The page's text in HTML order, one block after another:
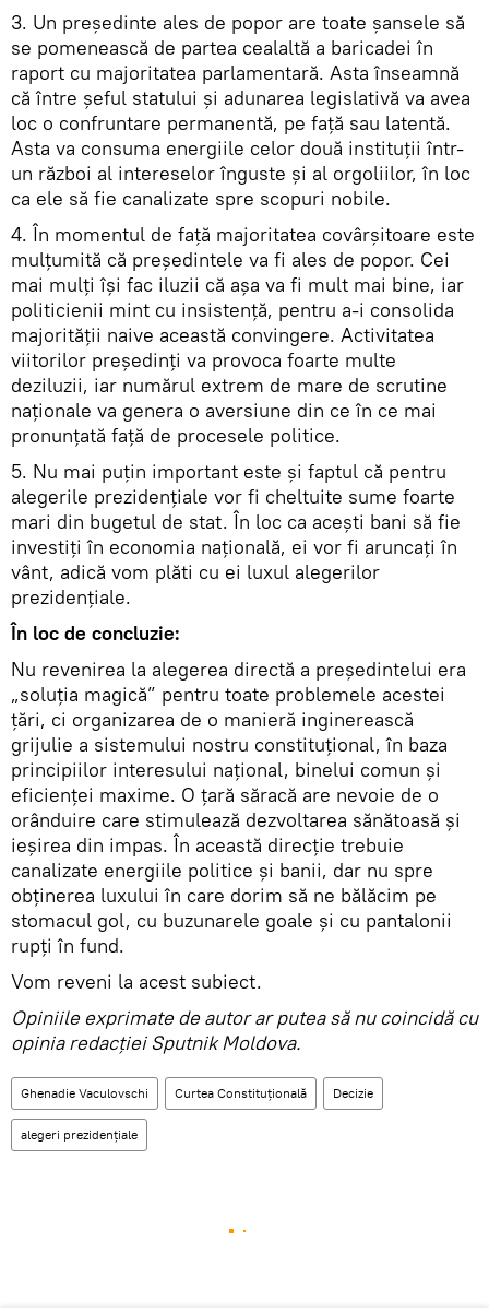
3. Un preşedinte ales de popor are toate şansele să
se pomenească de partea cealaltă a baricadei în
raport cu majoritatea parlamentară. Asta înseamnă
că între şeful statului şi adunarea legislativă va avea
loc o confruntare permanentă, pe faţă sau latentă.
Asta va consuma energiile celor două instituţii într-
un război al intereselor înguste şi al orgoliilor, în loc
ca ele să fie canalizate spre scopuri nobile.
4. În momentul de faţă majoritatea covârşitoare este
mulţumită că preşedintele va fi ales de popor. Cei
mai mulţi îşi fac iluzii că aşa va fi mult mai bine, iar
politicienii mint cu insistenţă, pentru a-i consolida
majorităţii naive această convingere. Activitatea
viitorilor preşedinţi va provoca foarte multe
deziluzii, iar numărul extrem de mare de scrutine
naţionale va genera o aversiune din ce în ce mai
pronunţată faţă de procesele politice.
5. Nu mai puţin important este şi faptul că pentru
alegerile prezidenţiale vor fi cheltuite sume foarte
mari din bugetul de stat. În loc ca aceşti bani să fie
investiţi în economia naţională, ei vor fi aruncaţi în
vânt, adică vom plăti cu ei luxul alegerilor
prezidenţiale.
În loc de concluzie:
Nu revenirea la alegerea directă a preşedintelui era
„soluţia magică” pentru toate problemele acestei
ţări, ci organizarea de o manieră inginerească
grijulie a sistemului nostru constituţional, în baza
principiilor interesului naţional, binelui comun şi
eficienţei maxime. O ţară săracă are nevoie de o
orânduire care stimulează dezvoltarea sănătoasă şi
ieşirea din impas. În această direcţie trebuie
canalizate energiile politice şi banii, dar nu spre
obţinerea luxului în care dorim să ne bălăcim pe
stomacul gol, cu buzunarele goale şi cu pantalonii
rupţi în fund.
Vom reveni la acest subiect.
Opiniile exprimate de autor ar putea să nu coincidă cu
opinia redacţiei Sputnik Moldova.
Ghenadie Vaculovschi Curtea Constituţională Decizie
alegeri prezidențiale